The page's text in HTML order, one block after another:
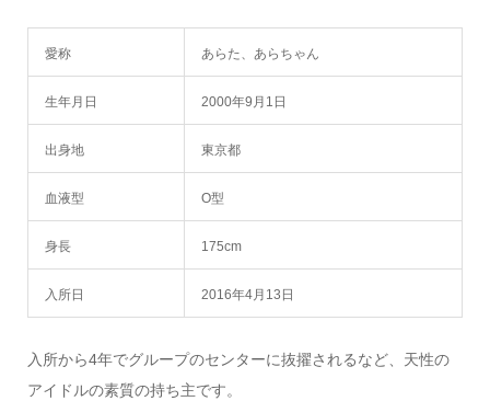
愛称 あらた、あらちゃん
生年月日 2000年9月1日
出身地 東京都
血液型 O型
身長 175cm
入所日 2016年4月13日
入所から4年でグループのセンターに抜擢されるなど、天性の
アイドルの素質の持ち主です。